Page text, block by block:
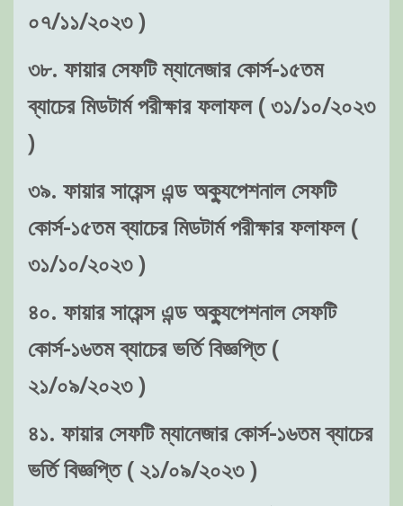
০৭/১১/২০২৩ )
৩৮. ফায়ার সেফটি ম্যানেজার কোর্স-১৫তম
ব্যাচের মিডটার্ম পরীক্ষার ফলাফল ( ৩১/১০/২০২৩
)
৩৯. ফায়ার সায়েন্স এন্ড অক্যুপেশনাল সেফটি
কোর্স-১৫তম ব্যাচের মিডটার্ম পরীক্ষার ফলাফল (
৩১/১০/২০২৩ )
৪০. ফায়ার সায়েন্স এন্ড অক্যুপেশনাল সেফটি
কোর্স-১৬তম ব্যাচের ভর্তি বিজ্ঞপ্তি (
২১/০৯/২০২৩ )
৪১. ফায়ার সেফটি ম্যানেজার কোর্স-১৬তম ব্যাচের
ভর্তি বিজ্ঞপ্তি ( ২১/০৯/২০২৩ )